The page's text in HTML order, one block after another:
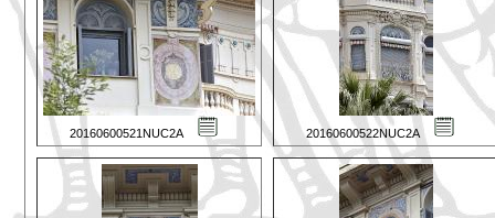
20160600521NUC2A 20160600522NUC2A